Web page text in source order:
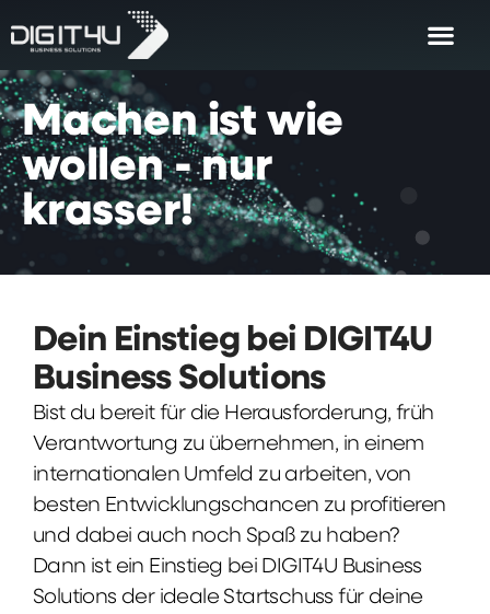
Machen ist wie
wollen - nur
krasser!
Dein Einstieg bei DIGIT4U
Business Solutions
Bist du bereit für die Herausforderung, früh
Verantwortung zu übernehmen, in einem
internationalen Umfeld zu arbeiten, von
besten Entwicklungschancen zu profitieren
und dabei auch noch Spaß zu haben?
Dann ist ein Einstieg bei DIGIT4U Business
Solutions der ideale Startschuss für deine